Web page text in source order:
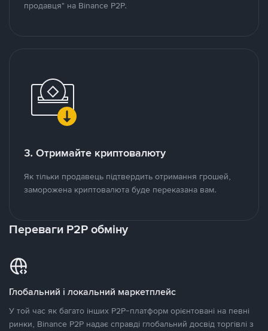
продавця" на Binance P2P.
3. Отримайте криптовалюту
Як тільки продавець підтвердить отримання грошей,
заморожена криптовалюта буде переказана вам.
Переваги P2P обміну
Глобальний і локальний маркетплейс
У той час як багато інших P2P-платформ орієнтовані на певні
ринки, Binance P2P надає справді глобальний досвід торгівлі з